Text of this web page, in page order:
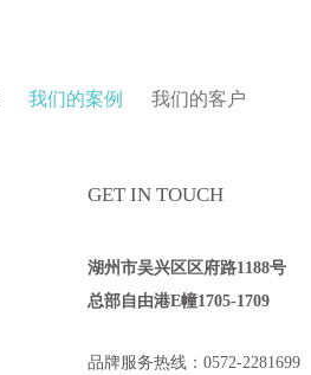
我们的案例 我们的客户
GET IN TOUCH
湖州市吴兴区区府路1188号
总部自由港E幢1705-1709
品牌服务热线：0572-2281699